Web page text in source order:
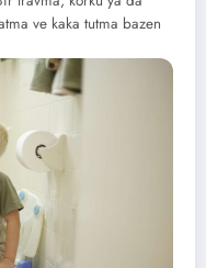
ve kaka tutma bazen